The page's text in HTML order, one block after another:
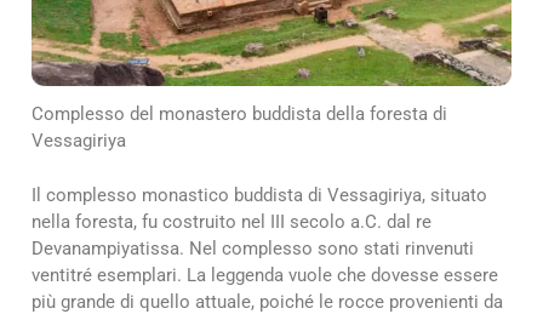
Complesso del monastero buddista della foresta di
Vessagiriya
Il complesso monastico buddista di Vessagiriya, situato
nella foresta, fu costruito nel III secolo a.C. dal re
Devanampiyatissa. Nel complesso sono stati rinvenuti
ventitré esemplari. La leggenda vuole che dovesse essere
più grande di quello attuale, poiché le rocce provenienti da